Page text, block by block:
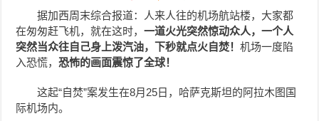
据加西周末综合报道：人来人往的机场航站楼，大家都
在匆匆赶飞机，就在这时，一道火光突然惊动众人，一个人
突然当众往自己身上泼汽油，下秒就点火自焚！机场一度陷
入恐慌，恐怖的画面震惊了全球！
这起“自焚”案发生在8月25日，哈萨克斯坦的阿拉木图国
际机场内。